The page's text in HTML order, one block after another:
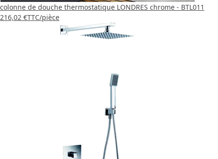
colonne de douche thermostatique LONDRES chrome - BTL011
216,02 €TTC/pièce